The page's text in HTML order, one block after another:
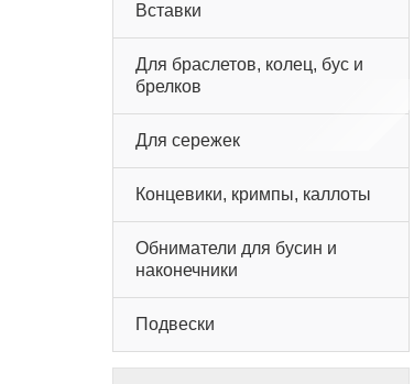
Вставки
Для браслетов, колец, бус и
брелков
Для сережек
Концевики, кримпы, каллоты
Обниматели для бусин и
наконечники
Подвески